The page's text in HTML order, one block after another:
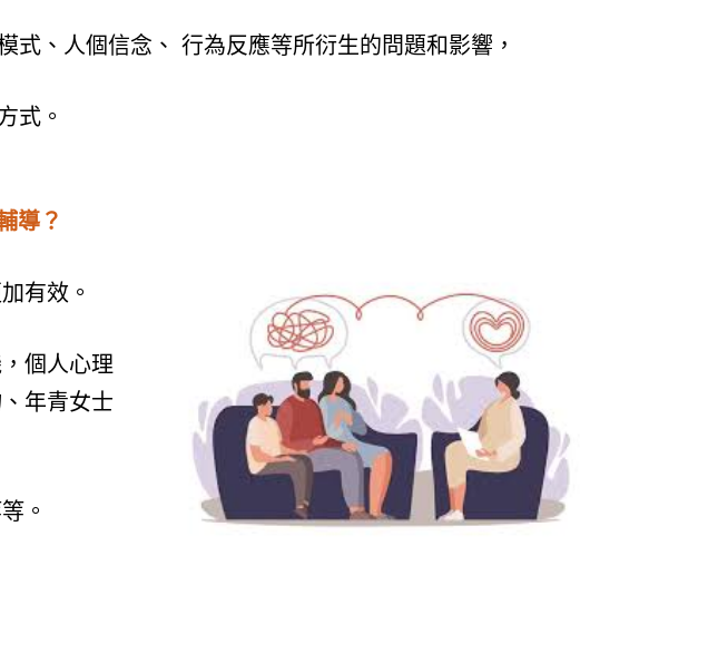
式、人個信念、 行為反應等所衍生的問題和影響，
式。
導？
有效。
個人心理
年青女士
。